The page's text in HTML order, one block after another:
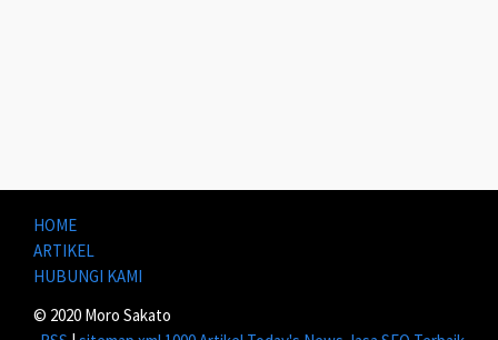
HOME
ARTIKEL
HUBUNGI KAMI
© 2020 Moro Sakato